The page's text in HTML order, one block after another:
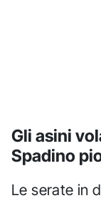
Gli asini
Spadino
Le serate in